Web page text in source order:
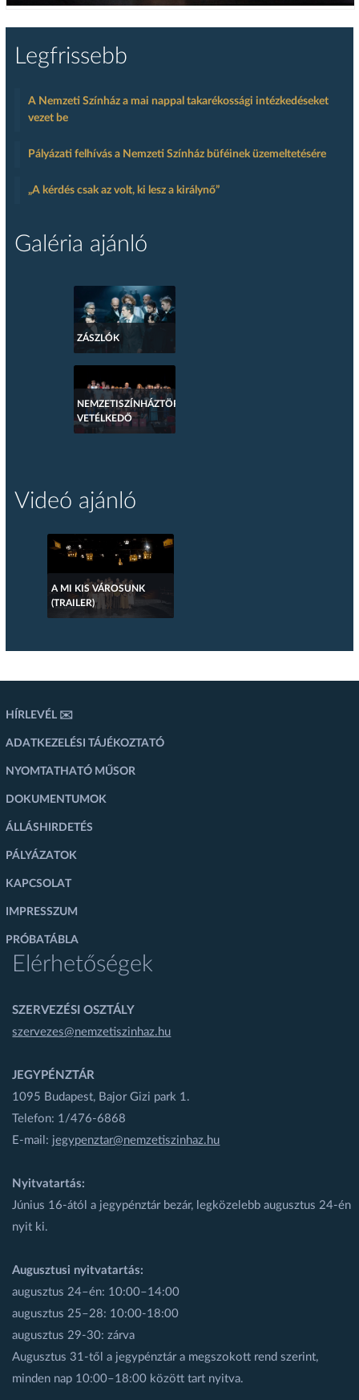
Legfrissebb
A Nemzeti Színház a mai nappal takarékossági intézkedéseket
vezet be
Pályázati felhívás a Nemzeti Színház büféinek üzemeltetésére
„A kérdés csak az volt, ki lesz a királynő”
Galéria ajánló
ZÁSZLÓK
NEMZETISZÍNHÁZTÖRTÉNETI
VETÉLKEDŐ
Videó ajánló
A MI KIS VÁROSUNK
(TRAILER)
HÍRLEVÉL ✉️
ADATKEZELÉSI TÁJÉKOZTATÓ
NYOMTATHATÓ MŰSOR
DOKUMENTUMOK
ÁLLÁSHIRDETÉS
PÁLYÁZATOK
KAPCSOLAT
IMPRESSZUM
PRÓBATÁBLA
Elérhetőségek
SZERVEZÉSI OSZTÁLY
szervezes@nemzetiszinhaz.hu
JEGYPÉNZTÁR
1095 Budapest, Bajor Gizi park 1.
Telefon: 1/476-6868
E-mail: jegypenztar@nemzetiszinhaz.hu
Nyitvatartás:
Június 16-ától a jegypénztár bezár, legközelebb augusztus 24-én
nyit ki.
Augusztusi nyitvatartás:
augusztus 24–én: 10:00–14:00
augusztus 25–28: 10:00-18:00
augusztus 29-30: zárva
Augusztus 31-től a jegypénztár a megszokott rend szerint,
minden nap 10:00–18:00 között tart nyitva.